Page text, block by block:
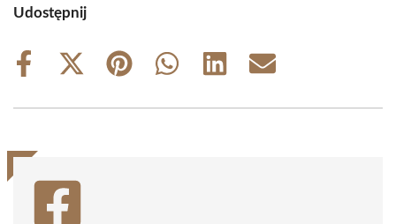
Udostępnij
Share
Share
(Twitter)
Share
Share
Share
Share